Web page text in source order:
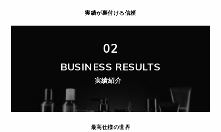
実績が裏付ける信頼
02
BUSINESS RESULTS
実績紹介
最高仕様の世界